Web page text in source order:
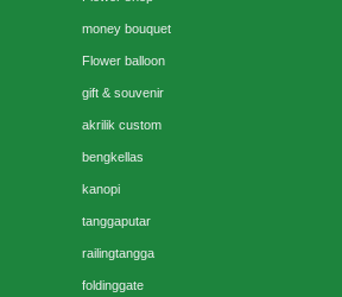
money bouquet
Flower balloon
gift & souvenir
akrilik custom
bengkellas
kanopi
tanggaputar
railingtangga
foldinggate